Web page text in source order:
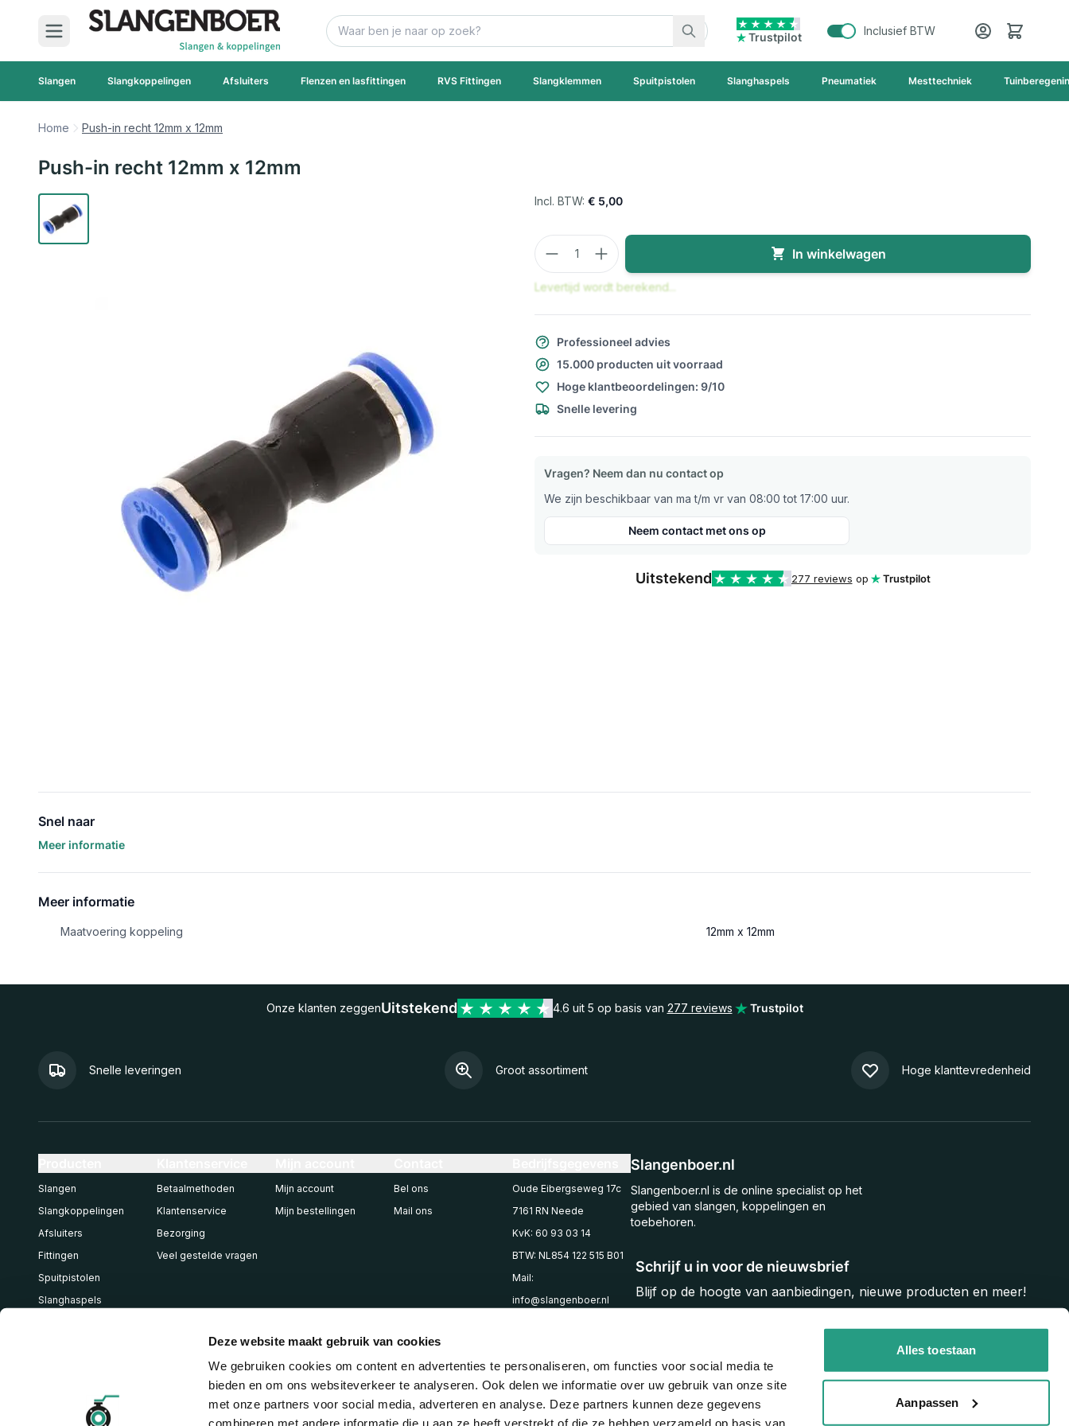
Deze website maakt gebruik van cookies
We gebruiken cookies om content en advertenties te personaliseren, om functies voor social media te
bieden en om ons websiteverkeer te analyseren. Ook delen we informatie over uw gebruik van onze site
met onze partners voor social media, adverteren en analyse. Deze partners kunnen deze gegevens
combineren met andere informatie die u aan ze heeft verstrekt of die ze hebben verzameld op basis van
Alles toestaan
Aanpassen
Ga naar de inhoud
Zoek
Trustpilot
Inclusief BTW Cart
Slangen Slangkoppelingen Afsluiters Flenzen en lasfittingen RVS Fittingen Slangklemmen Spuitpistolen Slanghaspels Pneumatiek Mesttechniek
Home Push-in recht 12mm x 12mm
Push-in recht 12mm x 12mm
€ 5,00
Aantal
In winkelwagen
Levertijd wordt berekend...
Professioneel advies
15.000 producten uit voorraad
Hoge klantbeoordelingen: 9/10
Snelle levering
Vragen? Neem dan nu contact op
We zijn beschikbaar van ma t/m vr van 08:00 tot 17:00 uur.
Neem contact met ons op
Uitstekend 277 reviews op Trustpilot
Snel naar
Meer informatie
Meer informatie
Maatvoering koppeling 12mm x 12mm
Onze klanten zeggenUitstekend 4.6 uit 5 op basis van 277 reviews Trustpilot
Snelle leveringen Groot assortiment Hoge klanttevredenheid
Schrijf u in voor de nieuwsbrief
Blijf op de hoogte van aanbiedingen, nieuwe producten en meer!
Slangenboer.nl
Slangenboer.nl is de online specialist op het
gebied van slangen, koppelingen en
toebehoren.
Slangen
Slangkoppelingen
Afsluiters
Fittingen
Spuitpistolen
Slanghaspels
Betaalmethoden
Klantenservice
Bezorging
Veel gestelde vragen
Mijn account
Mijn bestellingen
Bel ons
Mail ons
Oude Eibergseweg 17c
7161 RN Neede
KvK: 60 93 03 14
BTW: NL854 122 515 B01
Mail:
info@slangenboer.nl